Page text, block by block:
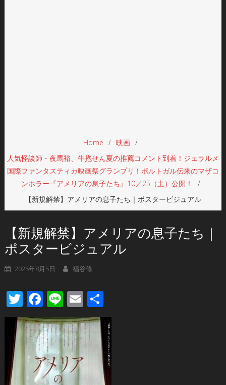
Home
映画
人気怪談師・夜馬裕、牛抱せん夏の推薦コメント到着！ジェラルメ
国際ファンタスティカ映画祭グランプリ！ポルトガル伝来のマザコ
ンホラー『アメリアの息子たち』10／25（土）公開！
【新規解禁】アメリアの息子たち｜ポスタービジュアル
【新規解禁】アメリアの息子たち｜
ポスタービジュアル
2025年8月5日 福谷修
TwitterFacebook
LineEmail
有